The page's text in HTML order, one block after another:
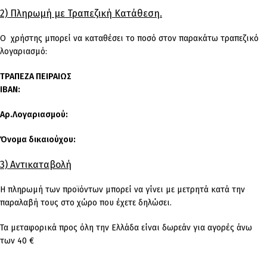
2) Πληρωμή με Τραπεζική Κατάθεση.
Ο χρήστης μπορεί να καταθέσει το ποσό στον παρακάτω τραπεζικό
λογαριασμό:
ΤΡΑΠΕΖΑ ΠΕΙΡΑΙΩΣ
IBAN:
Αρ.Λογαριασμού:
Όνομα δικαιούχου:
3) Αντικαταβολή
Η πληρωμή των προϊόντων μπορεί να γίνει με μετρητά κατά την
παραλαβή τους στο χώρο που έχετε δηλώσει.
Τα μεταφορικά προς όλη την Ελλάδα είναι δωρεάν για αγορές άνω
των 40 €